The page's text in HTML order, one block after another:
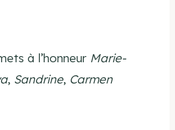
à l’honneur Marie-
, Sandrine, Carmen